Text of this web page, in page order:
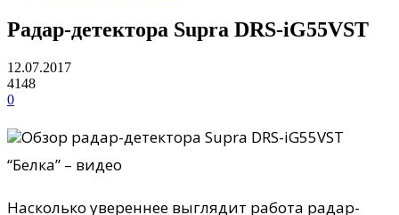
Радар-детектора Supra DRS-iG55VST
12.07.2017
4148
0
Обзор радар-детектора Supra DRS-iG55VST
“Белка” – видео
Насколько увереннее выглядит работа радар-